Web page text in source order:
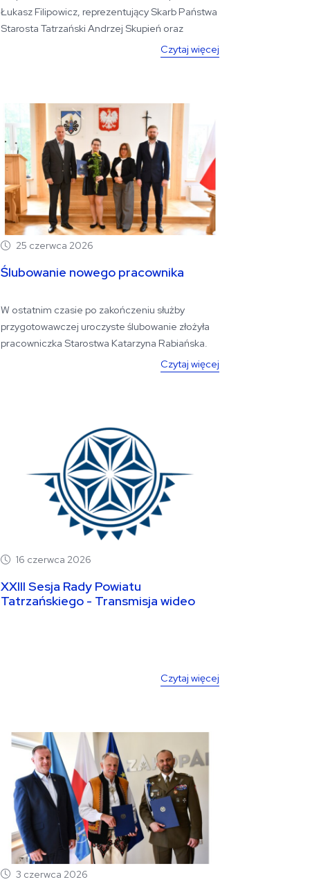
Łukasz Filipowicz, reprezentujący Skarb Państwa
Starosta Tatrzański Andrzej Skupień oraz
Czytaj więcej
25 czerwca 2026
Ślubowanie nowego pracownika
W ostatnim czasie po zakończeniu służby
przygotowawczej uroczyste ślubowanie złożyła
pracowniczka Starostwa Katarzyna Rabiańska.
Czytaj więcej
16 czerwca 2026
XXIII Sesja Rady Powiatu
Tatrzańskiego - Transmisja wideo
Czytaj więcej
3 czerwca 2026